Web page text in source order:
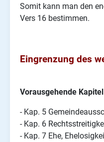
Somit kann man den
Vers 16 bestimmen.
Eingrenzung des
Vorausgehende Kapitel
- Kap. 5
- Kap. 6
- Kap. 7 Ehe,